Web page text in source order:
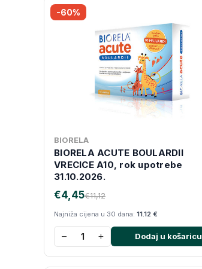
-60%
BIORELA
BIORELA ACUTE BOULARDII
VRECICE A10, rok upotrebe
31.10.2026.
€11,12
€4,45
Najniža cijena u 30 dana: 11.12 €
− + Dodaj u košaricu